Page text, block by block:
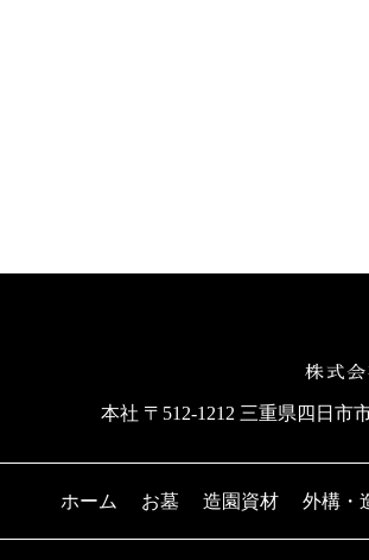
本社 〒512-1212 三重県四日市
ホーム お墓 造園資材 外構・